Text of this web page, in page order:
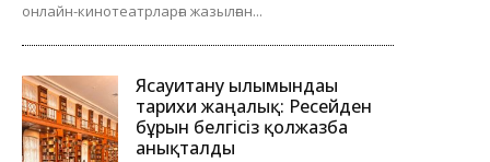
онлайн-кинотеатрларға жазылған...
Ясауитану ғылымындағы
тарихи жаңалық: Ресейден
бұрын белгісіз қолжазба
анықталды